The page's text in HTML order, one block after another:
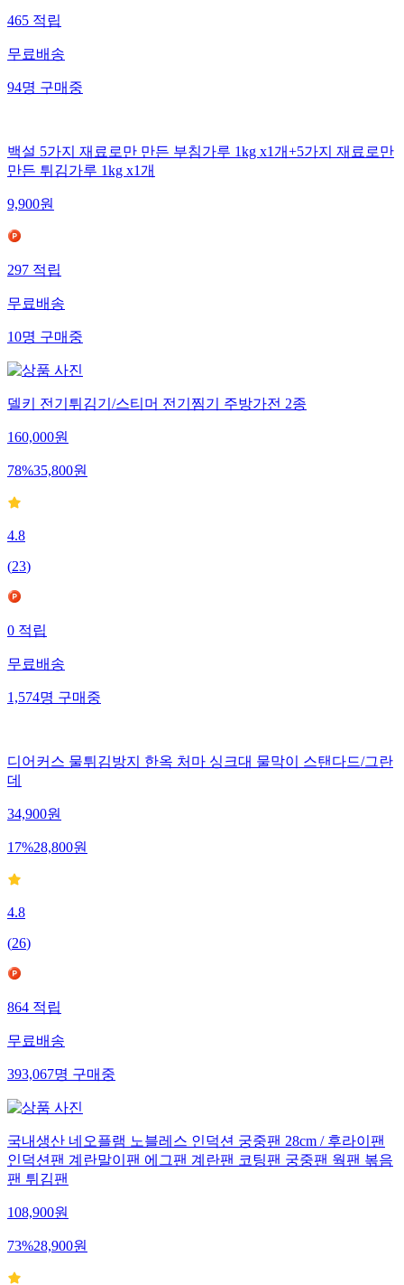
465 적립
무료배송
94명 구매중
백설 5가지 재료로만 만든 부침가루 1kg x1개+5가지 재료로만
만든 튀김가루 1kg x1개
9,900원
297 적립
무료배송
10명 구매중
델키 전기튀김기/스티머 전기찜기 주방가전 2종
160,000원
78%35,800원
4.8
(23)
0 적립
무료배송
1,574명 구매중
디어커스 물튀김방지 한옥 처마 싱크대 물막이 스탠다드/그란
데
34,900원
17%28,800원
4.8
(26)
864적립
무료배송
393,067명구매중
국내생산 네오플램 노블레스 인덕션 궁중팬 28cm / 후라이팬
인덕션팬 계란말이팬 에그팬 계란팬 코팅팬 궁중팬 웍팬 볶음
팬 튀김팬
108,900원
73%28,900원